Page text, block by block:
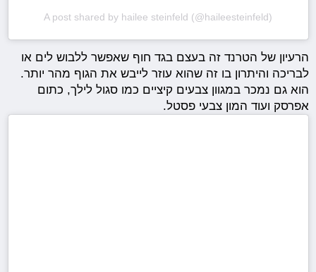
A post shared by hailee steinfeld (@haileesteinfeld)
הרעיון של הטרנד זה בעצם בגד חוף שאפשר ללבוש לים או
לבריכה והיתרון בו זה שהוא עוזר לייבש את הגוף מהר יותר.
הוא גם נמכר במגוון צבעים קיציים כמו סגול לילך, כתום
אפרסק ועוד המון צבעי פסטל.